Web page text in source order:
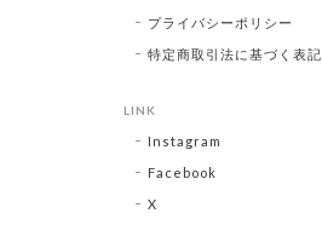
プライバシーポリシー
特定商取引法に基づく表記
LINK
Instagram
Facebook
X